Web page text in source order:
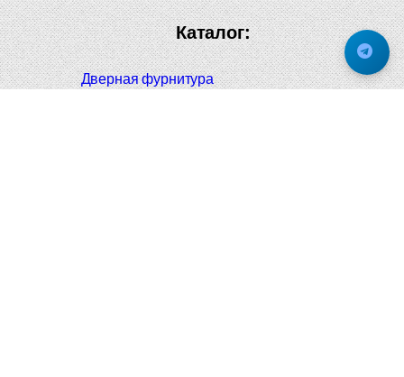
Каталог:
Дверная фурнитура